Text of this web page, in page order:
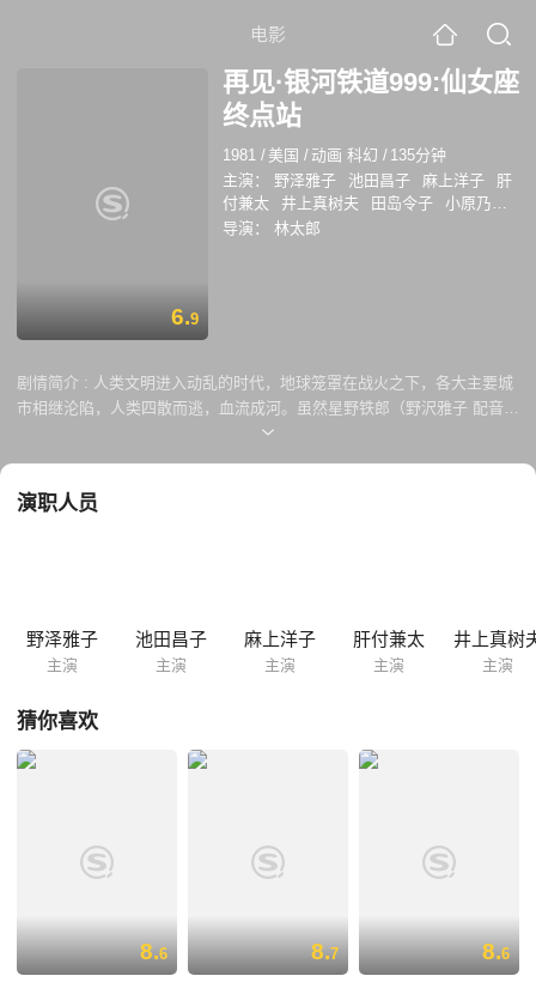
电影
6.9
再见·银河铁道999:仙女座
终点站
1981 / 美国 / 动画 科幻 / 135分钟
主演：
野泽雅子 池田昌子 麻上洋子
肝
付兼太
井上真树夫 田岛令子
小原乃梨
子
川岛千代子
导演： 林太郎
剧情简介 : 人类文明进入动乱的时代，地球笼罩在战火之下，各大主要城
市相继沦陷，人类四散而逃，血流成河。虽然星野铁郎（野沢雅子 配音）
破坏了机械化星球，但是机器人与人类的战争仍在继续，并且人类已经到
郎穿过一道道火线，经过几番周折，终于登上了久违的银河铁道999号，
演职人员
野泽雅子
主演
池田昌子
主演
麻上洋子
主演
肝付兼太
主演
井上真树
主演
猜你喜欢
8.6 8.7 8.6